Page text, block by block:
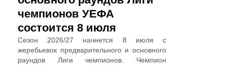
чемпионов УЕФА
состоится 8 июля
Сезон 2026/27 начнется 8 июля с
жеребьевок предварительного и основного
раундов Лиги чемпионов. Чемпион